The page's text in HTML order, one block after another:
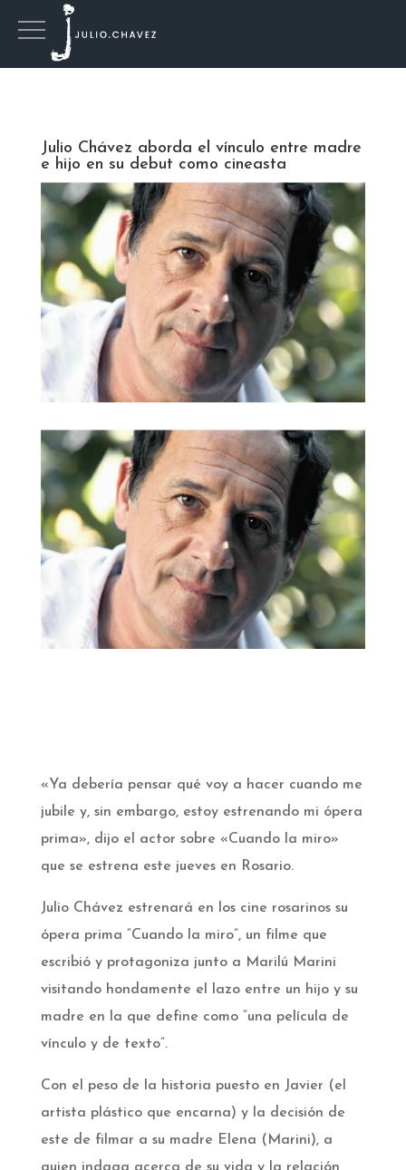
Julio Chávez aborda el vínculo entre madre
e hijo en su debut como cineasta
«Ya debería pensar qué voy a hacer cuando me
jubile y, sin embargo, estoy estrenando mi ópera
prima», dijo el actor sobre «Cuando la miro»
que se estrena este jueves en Rosario.
Julio Chávez estrenará en los cine rosarinos su
ópera prima “Cuando la miro”, un filme que
escribió y protagoniza junto a Marilú Marini
visitando hondamente el lazo entre un hijo y su
madre en la que define como “una película de
vínculo y de texto”.
Con el peso de la historia puesto en Javier (el
artista plástico que encarna) y la decisión de
este de filmar a su madre Elena (Marini), a